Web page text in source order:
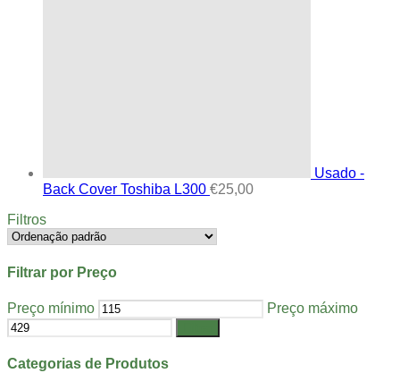
Usado -
Back Cover Toshiba L300 €25,00
Filtros
Filtrar por Preço
Preço mínimo Preço máximo
Categorias de Produtos